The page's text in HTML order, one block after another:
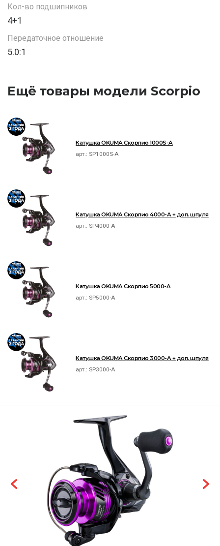
Кол-во подшипников
4+1
Передаточное отношение
5.0:1
Ещё товары модели Scorpio
Катушка OKUMA Скорпио 1000S-A
арт.: SP1000S-A
Катушка OKUMA Скорпио 4000-A + доп. шпуля
арт.: SP4000-A
Катушка OKUMA Скорпио 5000-A
арт.: SP5000-A
Катушка OKUMA Скорпио 3000-A + доп. шпуля
арт.: SP3000-A